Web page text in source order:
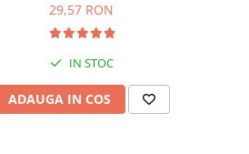
29,57 RON
IN STOC
ADAUGA IN COS